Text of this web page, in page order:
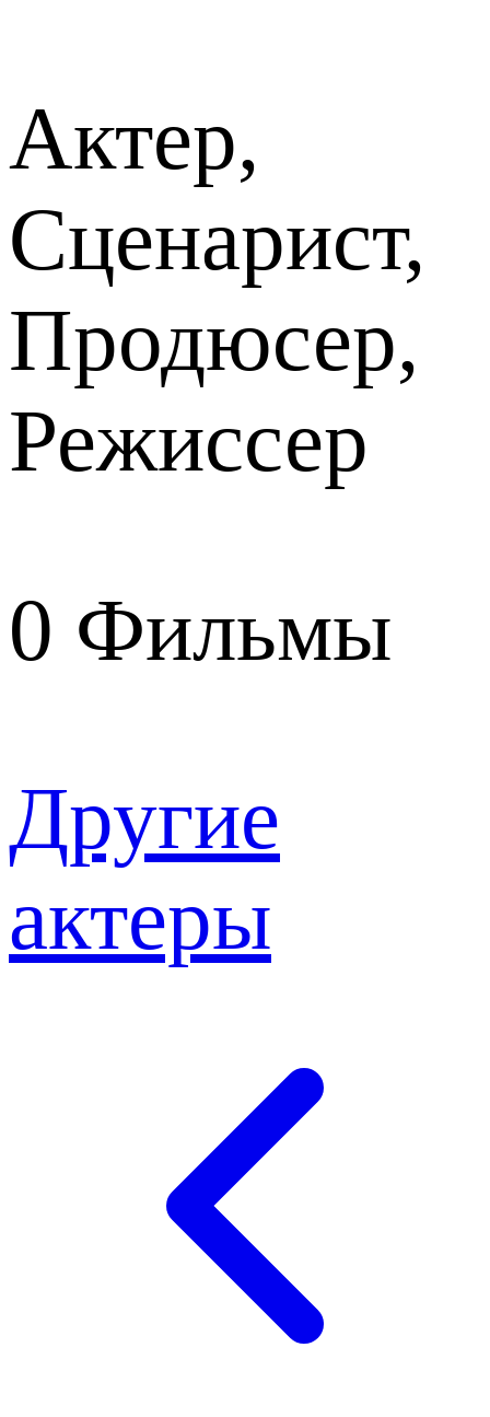
Актер,
Сценарист,
Продюсер,
Режиссер
0 Фильмы
Другие
актеры